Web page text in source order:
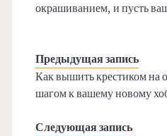
окрашиванием, и пусть
Предыдущая запись
Как вышить крестиком на
шагом к вашему новому
Следующая запись